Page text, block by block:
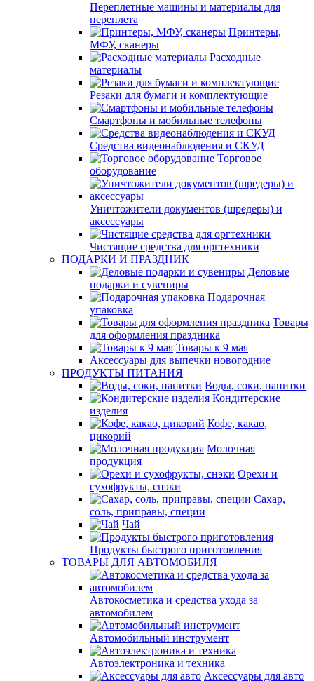
Переплетные машины и материалы для
переплета
Принтеры,
МФУ, сканеры
Расходные
материалы
Резаки для бумаги и комплектующие
Смартфоны и мобильные телефоны
Средства видеонаблюдения и СКУД
Торговое
оборудование
Уничтожители документов (шредеры) и
аксессуары
Чистящие средства для оргтехники
ПОДАРКИ И ПРАЗДНИК
Деловые
подарки и сувениры
Подарочная
упаковка
Товары
для оформления праздника
Товары к 9 мая
Аксессуары для выпечки новогодние
ПРОДУКТЫ ПИТАНИЯ
Воды, соки, напитки
Кондитерские
изделия
Кофе, какао,
цикорий
Молочная
продукция
Орехи и
сухофрукты, снэки
Сахар,
соль, приправы, специи
Чай
Продукты быстрого приготовления
ТОВАРЫ ДЛЯ АВТОМОБИЛЯ
Автокосметика и средства ухода за
автомобилем
Автомобильный инструмент
Автоэлектроника и техника
Аксессуары для авто